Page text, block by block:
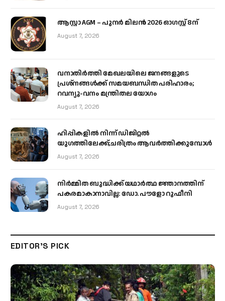
ആസ്റ്റാ AGM – പുനർ മിലൻ 2026 ഓഗസ്റ്റ് 8ന്
August 7, 2026
വനാതിർത്തി മേഖലയിലെ ജനങ്ങളുടെ
പ്രശ്നങ്ങൾക്ക് സമയബന്ധിത പരിഹാരം;
റവന്യൂ-വനം മന്ത്രിതല യോഗം
August 7, 2026
ഹിപ്പികളില്‍ നിന്ന് ഡിജിറ്റല്‍
യുഗത്തിലേക്ക്;ചരിത്രം ആവര്‍ത്തിക്കുമ്പോള്‍
August 7, 2026
നിർമ്മിത ബുദ്ധിക്ക് യഥാർത്ഥ ജ്ഞാനത്തിന്
പകരമാകാനാവില്ല: ഡോ. പൗളോ റുഫീനി
August 7, 2026
EDITOR'S PICK